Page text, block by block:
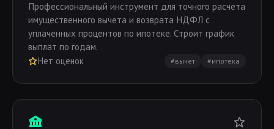
Профессиональный инструмент для точного расчета
имущественного вычета и возврата НДФЛ с
уплаченных процентов по ипотеке. Строит график
выплат по годам.
Нет оценок
#вычет #ипотека